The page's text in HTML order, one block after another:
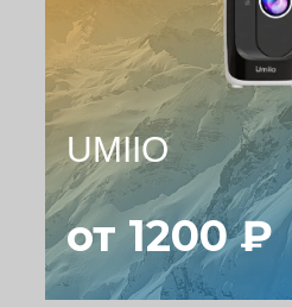
UMIIO
от 1200 ₽